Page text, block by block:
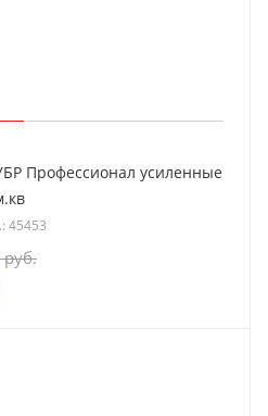
Профессионал усиленные
45453
руб.